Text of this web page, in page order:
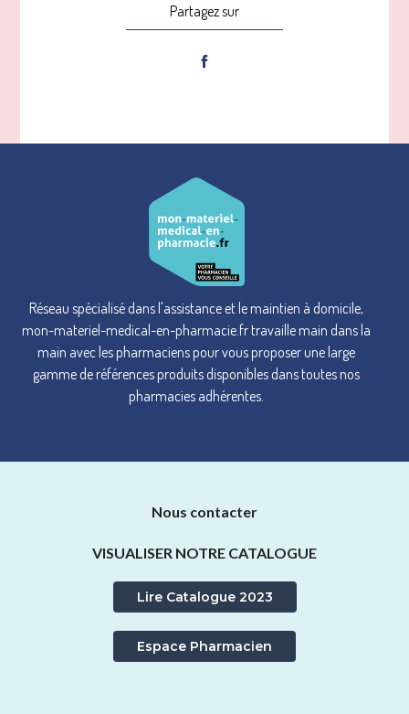
Partagez sur
Réseau spécialisé dans l'assistance et le maintien à domicile,
mon-materiel-medical-en-pharmacie.fr travaille main dans la
main avec les pharmaciens pour vous proposer une large
gamme de références produits disponibles dans toutes nos
pharmacies adhérentes.
Nous contacter
VISUALISER NOTRE CATALOGUE
Lire Catalogue 2023
Espace Pharmacien